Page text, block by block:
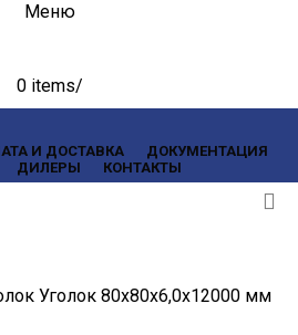
Меню
0 items/
И ДОСТАВКА
ДОКУМЕНТАЦИЯ
ДИЛЕРЫ КОНТАКТЫ
Уголок 80х80х6,0х12000 мм